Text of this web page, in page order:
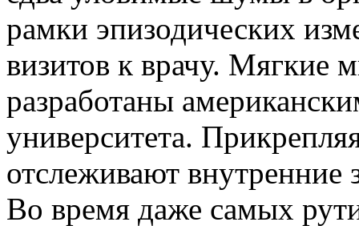
рамки эпизодических
визитов к врачу. Мягкие
разработаны
университета.
отслеживают внутренние
Во время даже самых